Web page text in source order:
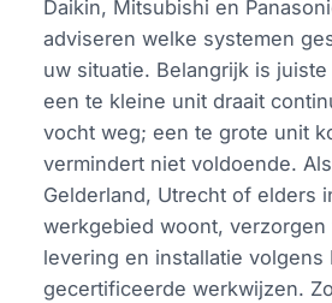
Daikin, Mitsubishi en
adviseren welke systemen
uw situatie. Belangrijk is
een te kleine unit draait
vocht weg; een te grote unit
vermindert niet voldoende.
Gelderland, Utrecht of elders
werkgebied woont, verzorgen
levering en installatie volgens
gecertificeerde werkwijzen.